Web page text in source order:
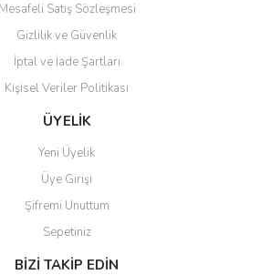
Mesafeli Satış Sözleşmesi
Gizlilik ve Güvenlik
İptal ve İade Şartları
Kişisel Veriler Politikası
ÜYELİK
Yeni Üyelik
Üye Girişi
Şifremi Unuttum
Sepetiniz
BİZİ TAKİP EDİN